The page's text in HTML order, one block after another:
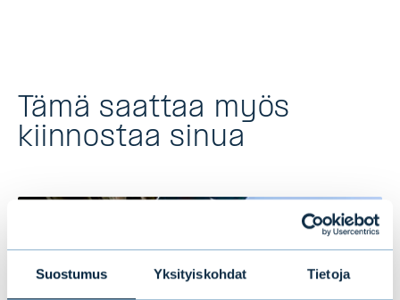
Suostumus Yksityiskohdat Tietoja
Tämä saattaa myös
kiinnostaa sinua